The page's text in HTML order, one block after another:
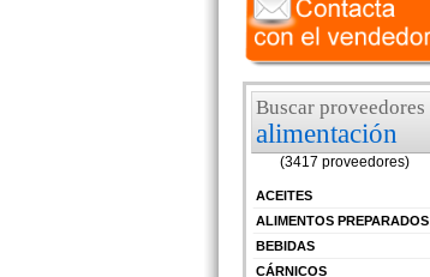
Buscar proveedores
alimentación
(3417 proveedores)
ACEITES
ALIMENTOS PREPARADOS
BEBIDAS
CÁRNICOS